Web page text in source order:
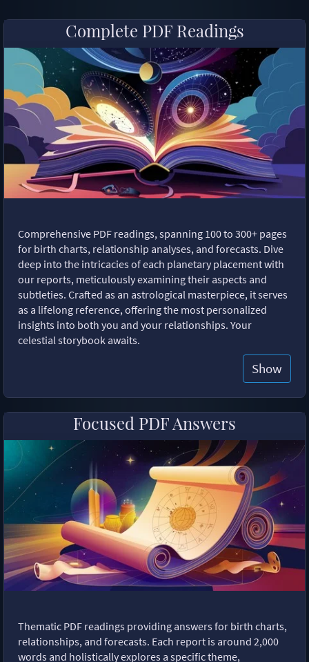
Complete PDF Readings
Comprehensive PDF readings, spanning 100 to 300+ pages
for birth charts, relationship analyses, and forecasts. Dive
deep into the intricacies of each planetary placement with
our reports, meticulously examining their aspects and
subtleties. Crafted as an astrological masterpiece, it serves
as a lifelong reference, offering the most personalized
insights into both you and your relationships. Your
celestial storybook awaits.
Show
Focused PDF Answers
Thematic PDF readings providing answers for birth charts,
relationships, and forecasts. Each report is around 2,000
words and holistically explores a specific theme,